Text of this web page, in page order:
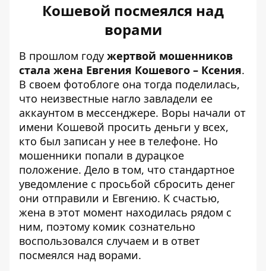
Кошевой посмеялся над
ворами
В прошлом году жертвой мошенников
стала жена Евгения Кошевого – Ксения.
В своем фотоблоге она тогда поделилась,
что неизвестные нагло завладели ее
аккаунтом в мессенджере. Воры начали от
имени Кошевой просить деньги у всех,
кто был записан у нее в телефоне. Но
мошенники попали в дурацкое
положение. Дело в том, что стандартное
уведомление с просьбой сбросить денег
они отправили и Евгению. К счастью,
жена в этот момент находилась рядом с
ним, поэтому комик сознательно
воспользовался случаем и в ответ
посмеялся над ворами.